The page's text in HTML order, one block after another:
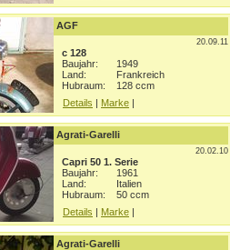
AGF
20.09.11
c 128
Baujahr:
1949
Land:
Frankreich
Hubraum:
128 ccm
Details | Marke |
Agrati-Garelli
20.02.10
Capri 50 1. Serie
Baujahr:
1961
Land:
Italien
Hubraum:
50 ccm
Details | Marke |
Agrati-Garelli